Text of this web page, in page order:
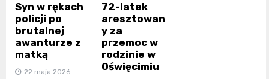
Syn w rękach
policji po
brutalnej
awanturze z
matką
22 maja 2026
72-latek
aresztowan
y za
przemoc w
rodzinie w
Oświęcimiu